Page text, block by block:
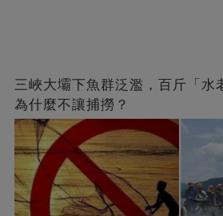
三峽大壩下魚群泛濫，百斤「水
為什麼不讓捕撈？